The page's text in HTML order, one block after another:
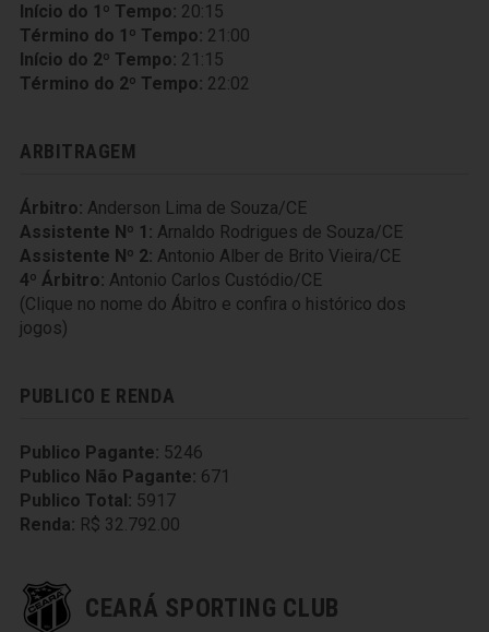
Início do 1º Tempo: 20:15
Término do 1º Tempo: 21:00
Início do 2º Tempo: 21:15
Término do 2º Tempo: 22:02
ARBITRAGEM
Árbitro: Anderson Lima de Souza/CE
Assistente Nº 1: Arnaldo Rodrigues de Souza/CE
Assistente Nº 2: Antonio Alber de Brito Vieira/CE
4º Árbitro: Antonio Carlos Custódio/CE
(Clique no nome do Ábitro e confira o histórico dos
jogos)
PUBLICO E RENDA
Publico Pagante: 5246
Publico Não Pagante: 671
Publico Total: 5917
Renda: R$ 32.792.00
CEARÁ SPORTING CLUB